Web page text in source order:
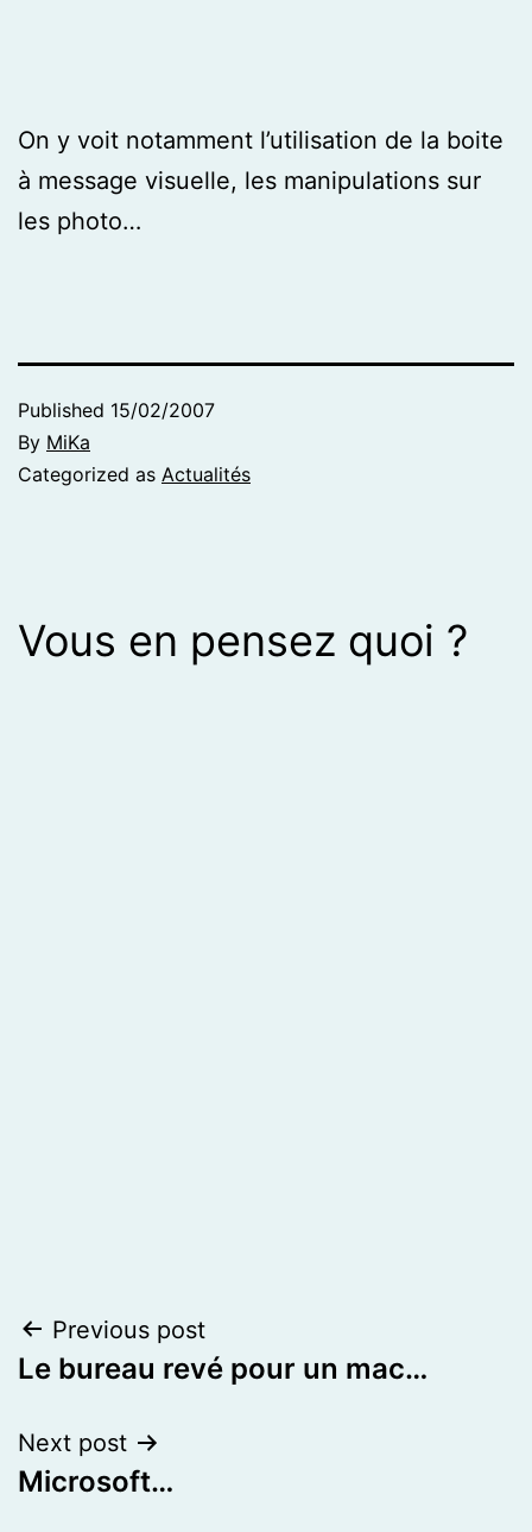
On y voit notamment l’utilisation de la boite
à message visuelle, les manipulations sur
les photo…
Published 15/02/2007
By MiKa
Categorized as Actualités
Vous en pensez quoi ?
Post
navigation
Previous post
Le bureau revé pour un mac…
Next post
Microsoft…